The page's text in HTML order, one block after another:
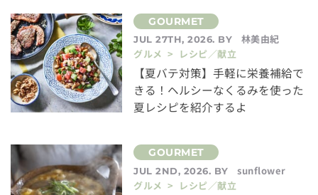
JUL 27TH, 2026. BY
林美由紀
グルメ > レシピ／献立
【夏バテ対策】手軽に栄養補給で
きる！ヘルシーなくるみを使った
夏レシピを紹介するよ
JUL 2ND, 2026. BY
sunflower
グルメ > レシピ／献立